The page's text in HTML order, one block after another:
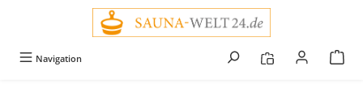
Navigation